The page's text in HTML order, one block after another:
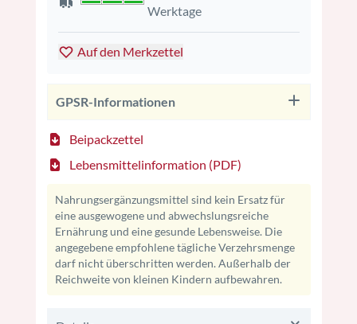
Werktage
Auf den Merkzettel
GPSR-Informationen
Beipackzettel
Lebensmittelinformation (PDF)
Nahrungsergänzungsmittel sind kein Ersatz für
eine ausgewogene und abwechslungsreiche
Ernährung und eine gesunde Lebensweise. Die
angegebene empfohlene tägliche Verzehrsmenge
darf nicht überschritten werden. Außerhalb der
Reichweite von kleinen Kindern aufbewahren.